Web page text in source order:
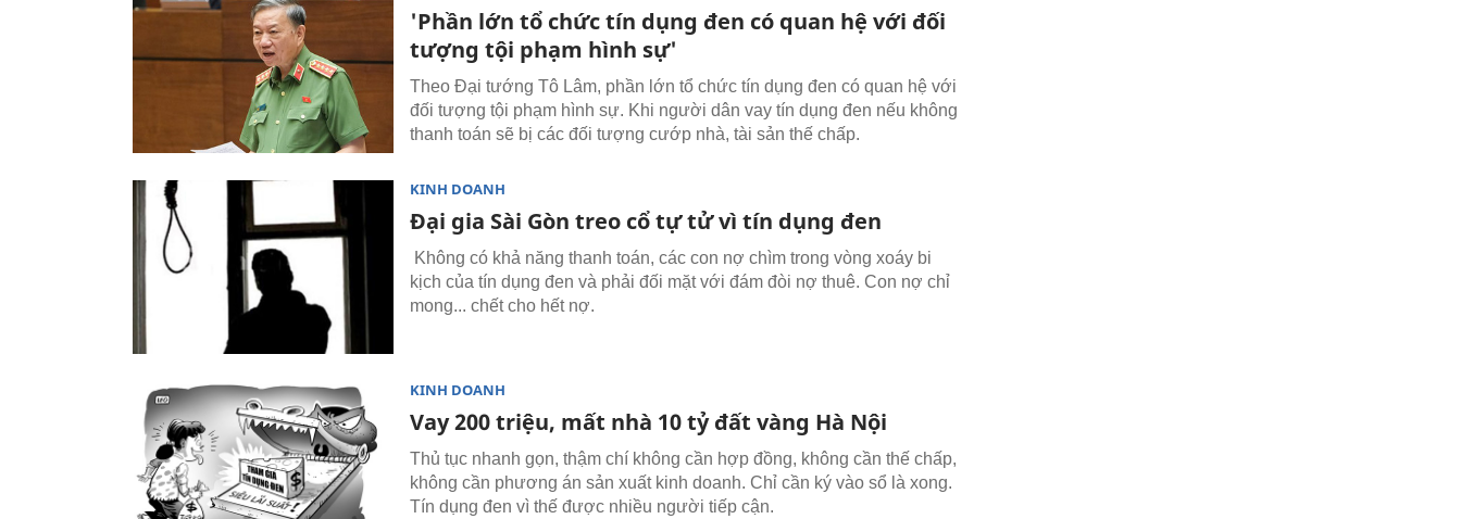
'Phần lớn tổ chức tín dụng đen có quan hệ với đối
tượng tội phạm hình sự'
Theo Đại tướng Tô Lâm, phần lớn tổ chức tín dụng đen có quan hệ với
đối tượng tội phạm hình sự. Khi người dân vay tín dụng đen nếu không
thanh toán sẽ bị các đối tượng cướp nhà, tài sản thế chấp.
KINH DOANH
Đại gia Sài Gòn treo cổ tự tử vì tín dụng đen
Không có khả năng thanh toán, các con nợ chìm trong vòng xoáy bi
kịch của tín dụng đen và phải đối mặt với đám đòi nợ thuê. Con nợ chỉ
mong... chết cho hết nợ.
KINH DOANH
Vay 200 triệu, mất nhà 10 tỷ đất vàng Hà Nội
Thủ tục nhanh gọn, thậm chí không cần hợp đồng, không cần thế chấp,
không cần phương án sản xuất kinh doanh. Chỉ cần ký vào sổ là xong.
Tín dụng đen vì thế được nhiều người tiếp cận.